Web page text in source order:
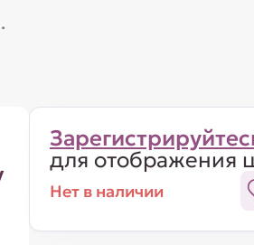
·
для отображения
Нет в наличии